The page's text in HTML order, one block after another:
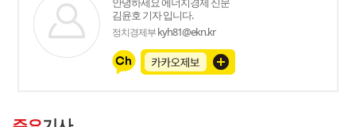
김윤호 기자 입니다.
정치경제부kyh81@ekn.kr